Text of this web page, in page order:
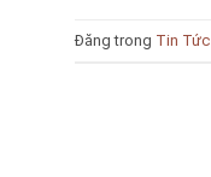
Đăng trong Tin Tức